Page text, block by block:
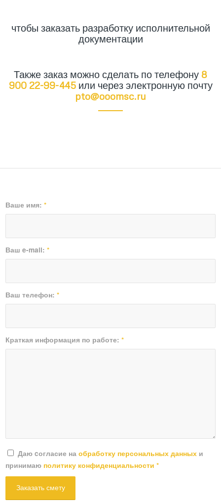
чтобы заказать разработку исполнительной
документации
Также заказ можно сделать по телефону 8
900 22-99-445или через электронную почту
pto@ooomsc.ru
Ваше имя:*
Ваш e-mail:*
Ваш телефон:*
Краткая информация по работе:*
Даю cогласие наобработку персональных данных и
принимаю политику конфиденциальности *